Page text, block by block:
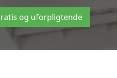
og uforpligtende